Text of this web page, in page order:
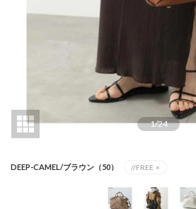
1/24
DEEP-CAMEL/ブラウン（50） //FREE ×